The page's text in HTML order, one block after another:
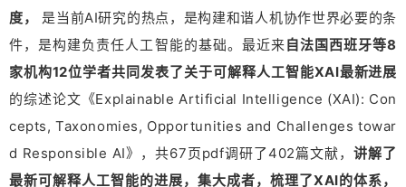
度，
是当前AI研究的热点，是构建和谐人机协作世界必要的条
件，是构建负责任人工智能的基础。最近来自法国西班牙等8
家机构12位学者共同发表了关于可解释人工智能XAI最新进展
的综述论文《Explainable Artificial Intelligence (XAI): Con
cepts, Taxonomies, Opportunities and Challenges towar
d Responsible AI》，共67页pdf调研了402篇文献，讲解了
最新可解释人工智能的进展，集大成者，梳理了XAI的体系，
扫描二维码继续阅读